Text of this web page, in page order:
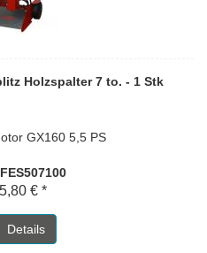
Holzspalter 7 to. - 1 Stk
GX160 5,5 PS
€ *
Details